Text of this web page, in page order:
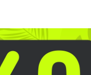
ó800-953-00-59